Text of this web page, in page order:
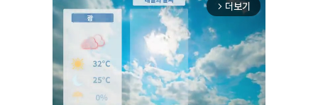
arrow_forward_ios 더보기